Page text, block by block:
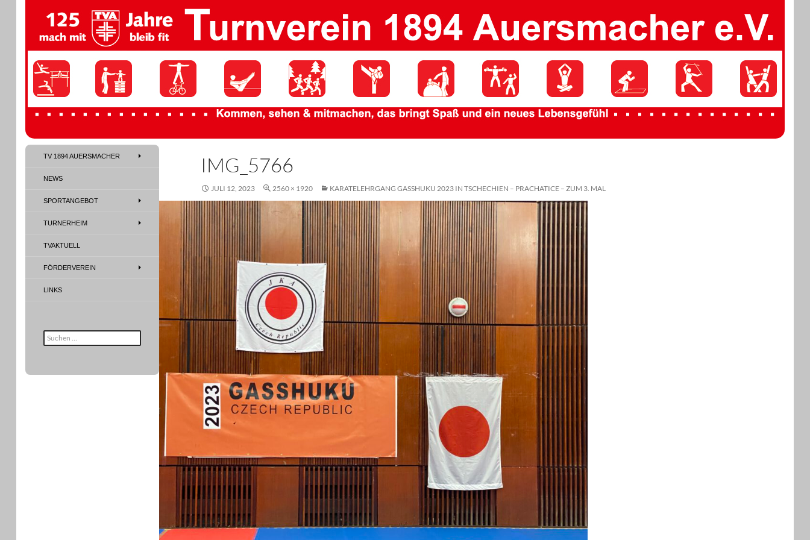
TV 1894 Auersmacher
IMG_5766
JULI 12, 2023 2560 × 1920 KARATELEHRGANG GASSHUKU 2023 IN TSCHECHIEN – PRACHATICE – ZUM 3. MAL
TV 1894 Auersmacher
TV 1894 AUERSMACHER
NEWS
SPORTANGEBOT
TURNERHEIM
TVAKTUELL
FÖRDERVEREIN
LINKS
Suche
nach: